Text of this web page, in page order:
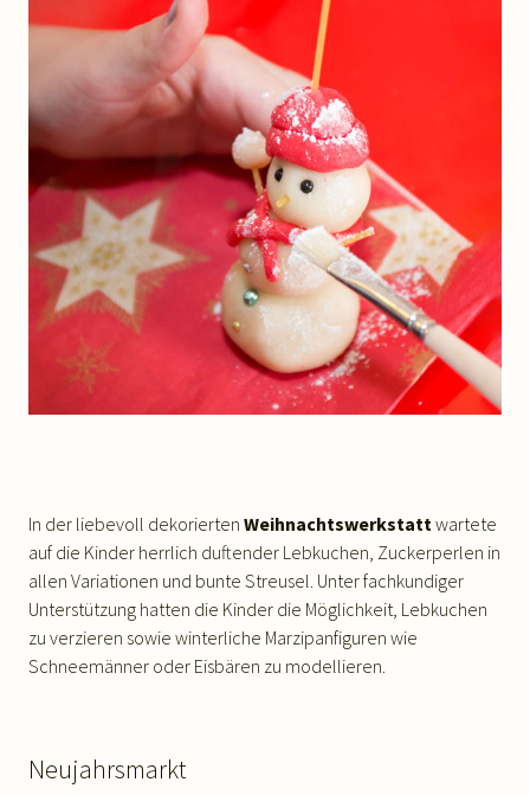
In der liebevoll dekorierten Weihnachtswerkstattwartete
auf die Kinder herrlich duftender Lebkuchen, Zuckerperlen in
allen Variationen und bunte Streusel. Unter fachkundiger
Unterstützung hatten die Kinder die Möglichkeit, Lebkuchen
zu verzieren sowie winterliche Marzipanfiguren wie
Schneemänner oder Eisbären zu modellieren.
Neujahrsmarkt